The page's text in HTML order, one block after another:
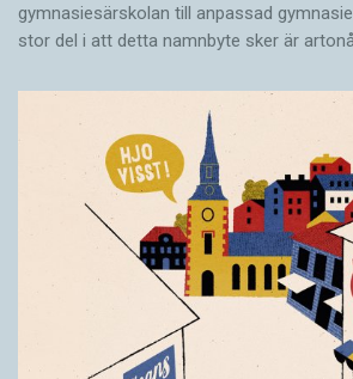
gymnasiesärskolan till anpassad
stor del i att detta namnbyte sker är